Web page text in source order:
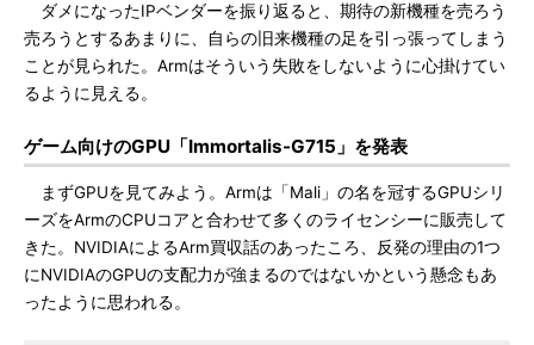
ダメになったIPベンダーを振り返ると、期待の新機種を売ろう
売ろうとするあまりに、自らの旧来機種の足を引っ張ってしまう
ことが見られた。Armはそういう失敗をしないように心掛けてい
るように見える。
ゲーム向けのGPU「Immortalis-G715」を発表
まずGPUを見てみよう。Armは「Mali」の名を冠するGPUシリ
ーズをArmのCPUコアと合わせて多くのライセンシーに販売して
きた。NVIDIAによるArm買収話のあったころ、反発の理由の1つ
にNVIDIAのGPUの支配力が強まるのではないかという懸念もあ
ったように思われる。